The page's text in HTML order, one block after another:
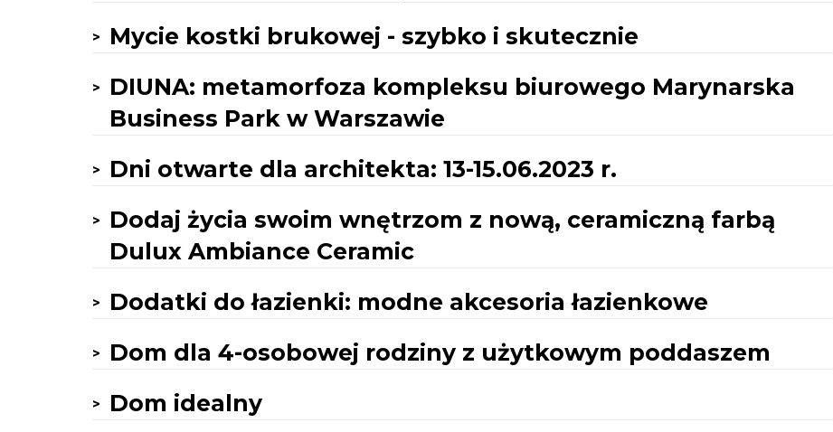
Mycie kostki brukowej - szybko i skutecznie
DIUNA: metamorfoza kompleksu biurowego Marynarska
Business Park w Warszawie
Dni otwarte dla architekta: 13-15.06.2023 r.
Dodaj życia swoim wnętrzom z nową, ceramiczną farbą
Dulux Ambiance Ceramic
Dodatki do łazienki: modne akcesoria łazienkowe
Dom dla 4-osobowej rodziny z użytkowym poddaszem
Dom idealny